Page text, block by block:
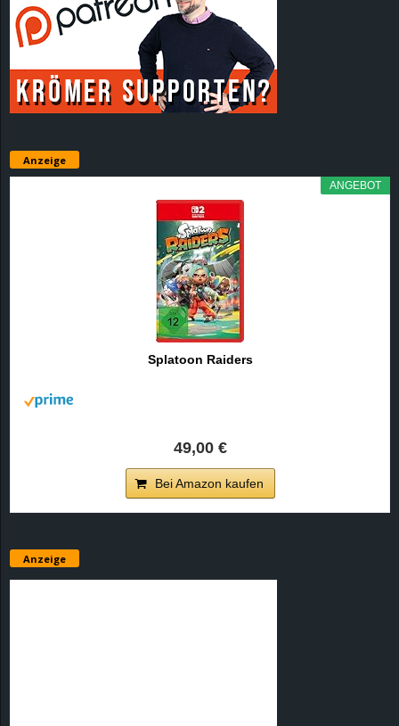
Anzeige
ANGEBOT
Splatoon Raiders
49,00 €
Bei Amazon kaufen
Anzeige